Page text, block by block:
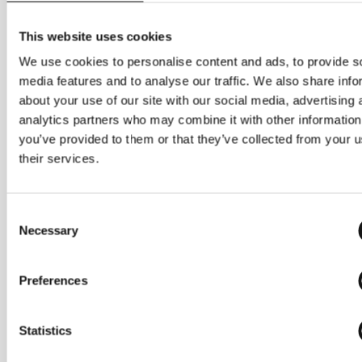
This website uses cookies
We use cookies to personalise content and ads, to provide
media features and to analyse our traffic. We also share
about your use of our site with our social media, advertising
analytics partners who may combine it with other
you’ve provided to them or that they’ve collected from your
their services.
Selection
Necessary
Preferences
Statistics
Plattform. Cookiebot hilft uns, Ihre
datenschutzrechtlich erforderliche
Einwilligung zur Nutzung bestimmter
Cookies und ähnlicher Technologien
einzuholen, zu dokumentieren und zu
verwalten.
Banner, über den Sie Ihre individuellen
Präferenzen festlegen können. Sie können
widerrufen, indem Sie erneut auf das
Bildschirmrand klicken und Ihre Auswahl im